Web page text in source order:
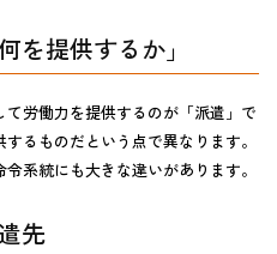
を提供するか」
労働力を提供するのが「派遣」 で
するものだという点で異なります。
系統にも大きな違いがあります。
先